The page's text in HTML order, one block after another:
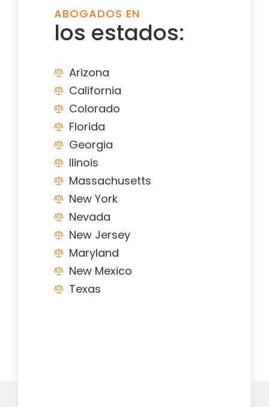
ABOGADOS EN
los estados:
Arizona
California
Colorado
Florida
Georgia
Ilinois
Massachusetts
New York
Nevada
New Jersey
Maryland
New Mexico
Texas